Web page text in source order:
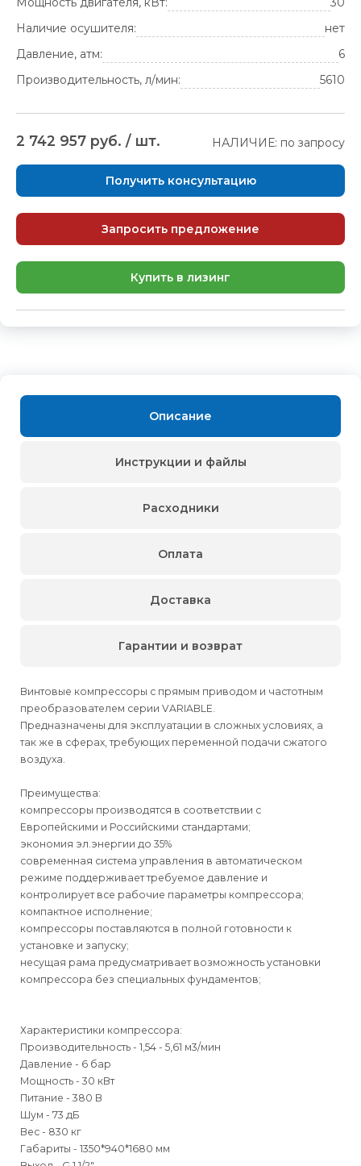
Наличие осушителя:
нет
Давление, атм:
6
Производительность, л/мин:
5610
2 742 957 руб. / шт. НАЛИЧИЕ: по запросу
Получить консультацию
Запросить предложение
Купить в лизинг
Описание
Винтовые компрессоры с прямым приводом и частотным
преобразователем серии VARIABLE.
Предназначены для эксплуатации в сложных условиях, а
так же в сферах, требующих переменной подачи сжатого
воздуха.
Преимущества:
компрессоры производятся в соответствии с
Европейскими и Российскими стандартами;
экономия эл.энергии до 35%
современная система управления в автоматическом
режиме поддерживает требуемое давление и
контролирует все рабочие параметры компрессора;
компактное исполнение;
компрессоры поставляются в полной готовности к
установке и запуску;
несущая рама предусматривает возможность установки
компрессора без специальных фундаментов;
Характеристики компрессора:
Производительность - 1,54 - 5,61 м3/мин
Давление - 6 бар
Мощность - 30 кВт
Питание - 380 В
Шум - 73 дБ
Вес - 830 кг
Габариты - 1350*940*1680 мм
Инструкции и файлы
Расходники
Оплата
Доставка
Гарантии и возврат